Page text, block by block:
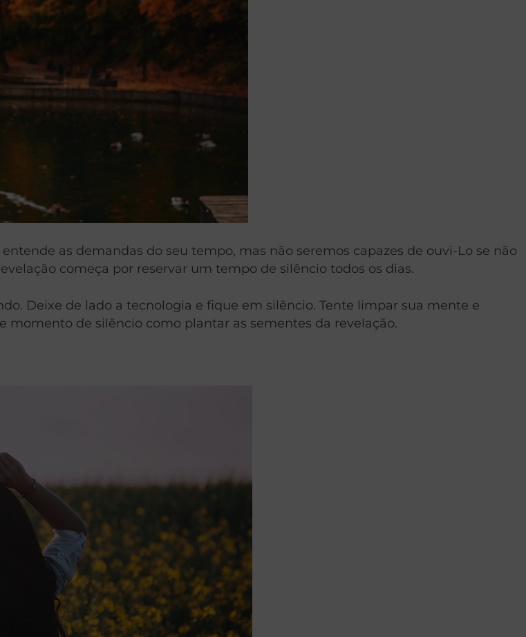
as demandas do seu tempo, mas não seremos capazes de ouvi-Lo se não
começa por reservar um tempo de silêncio todos os dias.
Deixe de lado a tecnologia e fique em silêncio. Tente limpar sua mente e
momento de silêncio como plantar as sementes da revelação.